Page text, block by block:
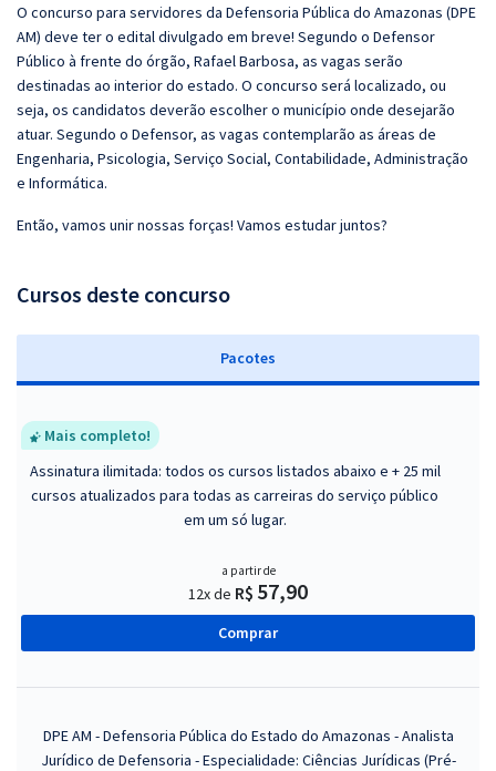
O concurso para servidores da Defensoria Pública do Amazonas (DPE
AM) deve ter o edital divulgado em breve! Segundo o Defensor
Público à frente do órgão, Rafael Barbosa, as vagas serão
destinadas ao interior do estado. O concurso será localizado, ou
seja, os candidatos deverão escolher o município onde desejarão
atuar. Segundo o Defensor, as vagas contemplarão as áreas de
Engenharia, Psicologia, Serviço Social, Contabilidade, Administração
e Informática.
Então, vamos unir nossas forças! Vamos estudar juntos?
Cursos deste concurso
Pacotes
Mais completo!
Assinatura ilimitada: todos os cursos listados abaixo e + 25 mil
cursos atualizados para todas as carreiras do serviço público
em um só lugar.
a partir de
12x de R$ 57,90
Comprar
DPE AM - Defensoria Pública do Estado do Amazonas - Analista
Jurídico de Defensoria - Especialidade: Ciências Jurídicas (Pré-